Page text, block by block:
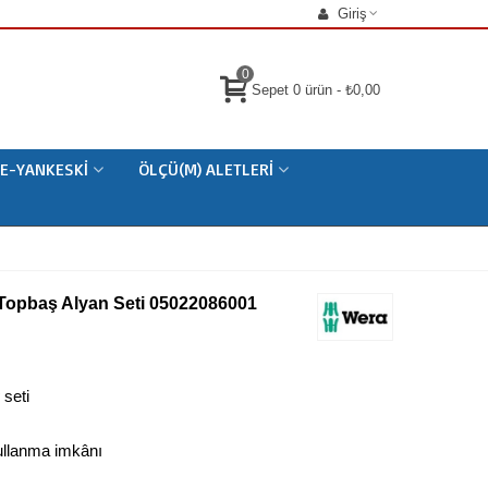
Giriş
0
Sepet 0 ürün - ₺0,00
YANKESKI
ÖLÇÜ(M) ALETLERI
Alyan Seti 05022086001
seti
imkânı